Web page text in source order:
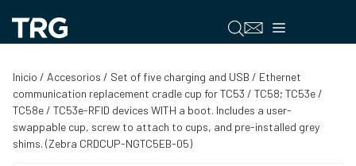
contenido
Menú
Inicio / Accesorios / Set of five charging and USB / Ethernet
communication replacement cradle cup for TC53 / TC58; TC53e /
TC58e / TC53e-RFID devices WITH a boot. Includes a user-
swappable cup, screw to attach to cups, and pre-installed grey
shims. (Zebra CRDCUP-NGTC5EB-05)